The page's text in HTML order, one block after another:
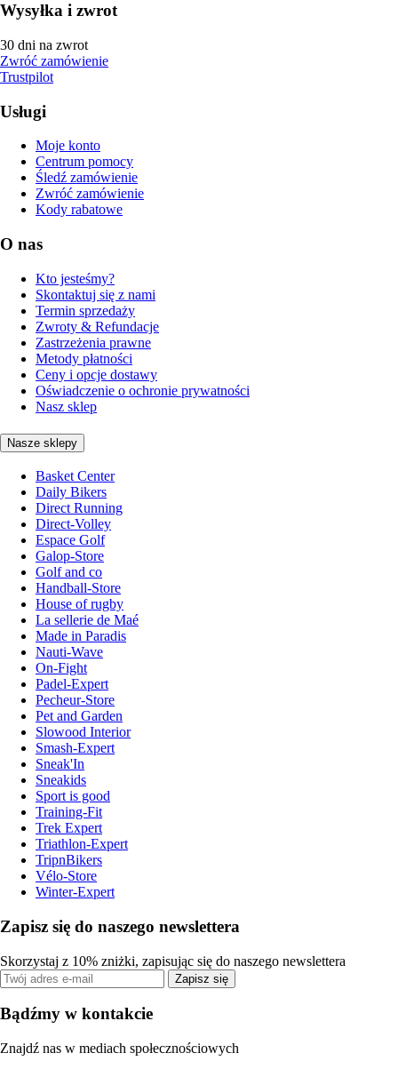
Wysyłka i zwrot
30 dni na zwrot
Zwróć zamówienie
Trustpilot
Usługi
Moje konto
Centrum pomocy
Śledź zamówienie
Zwróć zamówienie
Kody rabatowe
O nas
Kto jesteśmy?
Skontaktuj się z nami
Termin sprzedaży
Zwroty & Refundacje
Zastrzeżenia prawne
Metody płatności
Ceny i opcje dostawy
Oświadczenie o ochronie prywatności
Nasz sklep
Nasze sklepy
Basket Center
Daily Bikers
Direct Running
Direct-Volley
Espace Golf
Galop-Store
Golf and co
Handball-Store
House of rugby
La sellerie de Maé
Made in Paradis
Nauti-Wave
On-Fight
Padel-Expert
Pecheur-Store
Pet and Garden
Slowood Interior
Smash-Expert
Sneak'In
Sneakids
Sport is good
Training-Fit
Trek Expert
Triathlon-Expert
TripnBikers
Vélo-Store
Winter-Expert
Zapisz się do naszego newslettera
Skorzystaj z 10% zniżki, zapisując się do naszego newslettera
Zapisz się
Bądźmy w kontakcie
Znajdź nas w mediach społecznościowych